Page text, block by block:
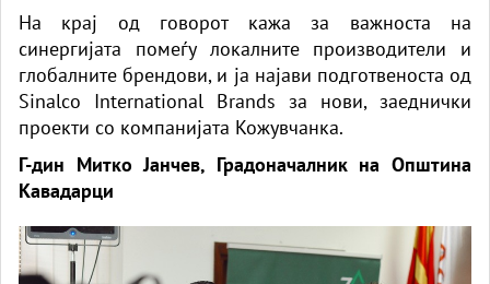
На крај од говорот кажа за важноста на
синергијата помеѓу локалните производители и
глобалните брендови, и ја најави подготвеноста од
Sinalco International Brands за нови, заеднички
проекти со компанијата Кожувчанка.
Г-дин Митко Јанчев, Градоначалник на Општина
Кавадарци